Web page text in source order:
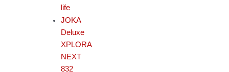
life
JOKA
Deluxe
XPLORA
NEXT
832